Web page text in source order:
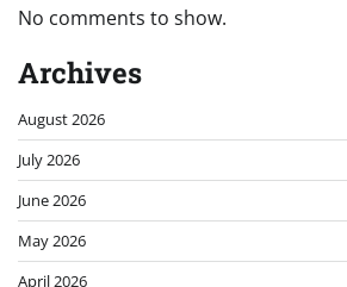
No comments to show.
Archives
August 2026
July 2026
June 2026
May 2026
April 2026